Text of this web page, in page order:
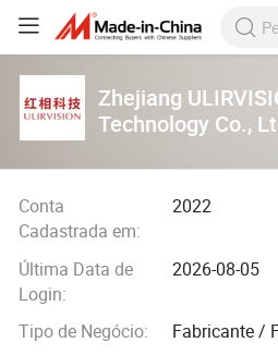
Zhejiang
Technology Co.,
Conta
Cadastrada em:
2022
Última Data de
Login:
2026-08-05
Tipo de Negócio:
Fabricante /